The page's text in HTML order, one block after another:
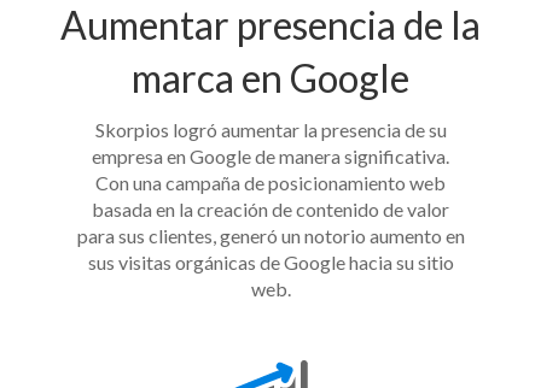
Aumentar presencia de la
marca en Google
Skorpios logró aumentar la presencia de su
empresa en Google de manera significativa.
Con una campaña de posicionamiento web
basada en la creación de contenido de valor
para sus clientes, generó un notorio aumento en
sus visitas orgánicas de Google hacia su sitio
web.